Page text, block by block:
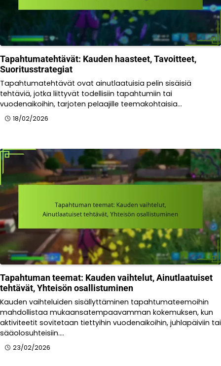
Tapahtumatehtävät: Kauden haasteet, Tavoitteet,
Suoritusstrategiat
Tapahtumatehtävät ovat ainutlaatuisia pelin sisäisiä
tehtäviä, jotka liittyvät todellisiin tapahtumiin tai
vuodenaikoihin, tarjoten pelaajille teemakohtaisia…
18/02/2026
Tapahtuman teemat: Kauden vaihtelut, Ainutlaatuiset
tehtävät, Yhteisön osallistuminen
Kauden vaihteluiden sisällyttäminen tapahtumateemoihin
mahdollistaa mukaansatempaavamman kokemuksen, kun
aktiviteetit sovitetaan tiettyihin vuodenaikoihin, juhlapäiviin tai
sääolosuhteisiin.…
23/02/2026